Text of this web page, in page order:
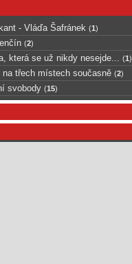
- Vláďa Šafránek (1)
(2)
která se už nikdy nesejde... (1)
třech místech současně (2)
svobody (15)